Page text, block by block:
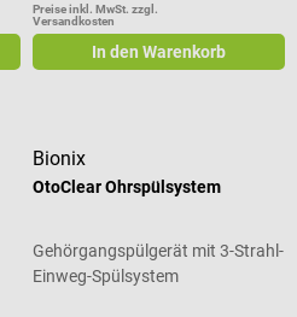
Preise inkl. MwSt. zzgl.
Versandkosten
In den Warenkorb
Bionix
OtoClear Ohrspülsystem
Gehörgangspülgerät mit 3-Strahl-
Einweg-Spülsystem